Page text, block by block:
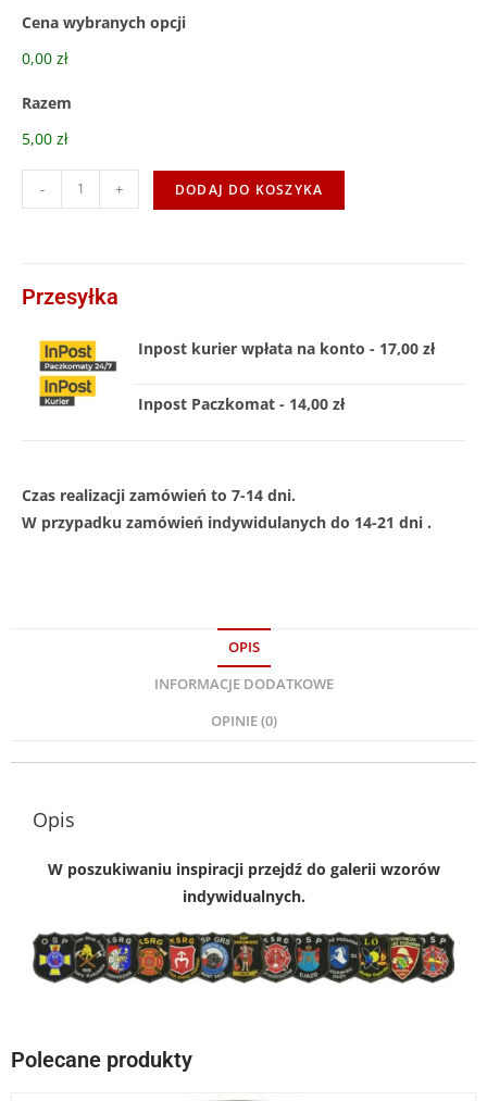
Cena wybranych opcji
0,00 zł
Razem
5,00 zł
- + DODAJ DO KOSZYKA
Przesyłka
Inpost kurier wpłata na konto - 17,00 zł
Inpost Paczkomat - 14,00 zł
Czas realizacji zamówień to 7-14 dni.
W przypadku zamówień indywidulanych do 14-21 dni .
OPIS
INFORMACJE DODATKOWE
OPINIE (0)
Opis
W poszukiwaniu inspiracji przejdź do galerii wzorów
indywidualnych.
Polecane produkty